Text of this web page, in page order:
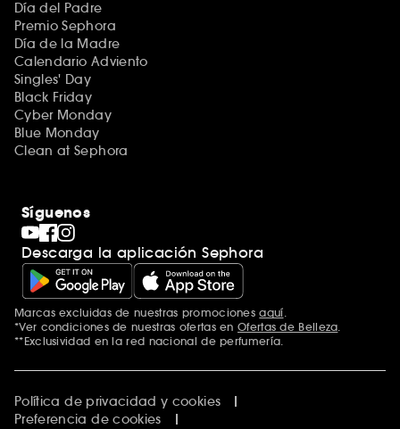
Día del Padre
Premio Sephora
Día de la Madre
Calendario Adviento
Singles' Day
Black Friday
Cyber Monday
Blue Monday
Clean at Sephora
Síguenos
Descarga la aplicación Sephora
Marcas excluidas de nuestras promocionesaquí
*Ver condiciones de nuestras ofertas en Ofertas de Belleza
**Exclusividad en la red nacional de perfumería.
Política de privacidad y cookies
Preferencia de cookies